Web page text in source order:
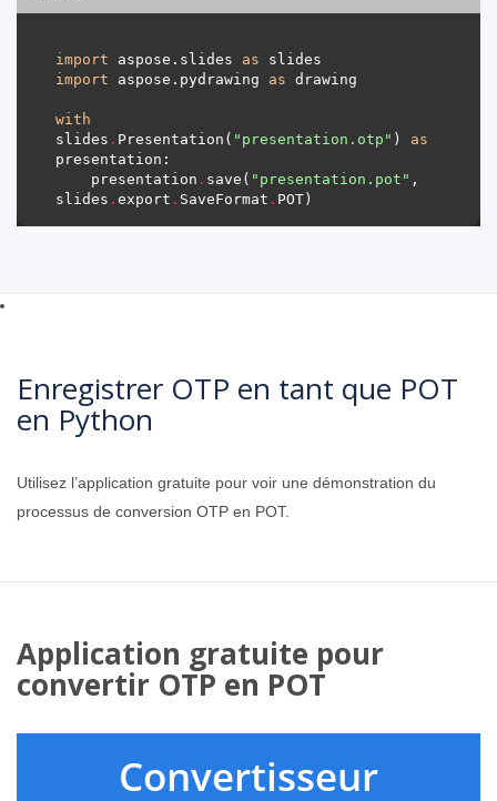
import aspose.slides as
import aspose.pydrawing as
with
slides . Presentation( "presentation.otp" ) as
    presentation
. save( "presentation.pot" ,
slides . export . SaveFormat .
Enregistrer OTP en tant que POT
en Python
Utilisez l’application gratuite pour voir une démonstration du
processus de conversion OTP en POT.
Application gratuite pour
convertir OTP en POT